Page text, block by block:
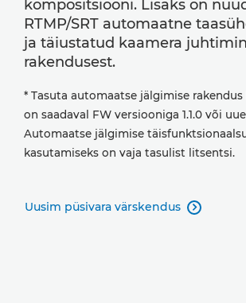
kompositsiooni. Lisaks on
RTMP/SRT automaatne
ja täiustatud kaamera
rakendusest.
* Tasuta automaatse jälgimise rakendus
on saadaval FW versiooniga 1.1.0 või
Automaatse jälgimise
kasutamiseks on vaja tasulist litsentsi.
Uusim püsivara värskendus 